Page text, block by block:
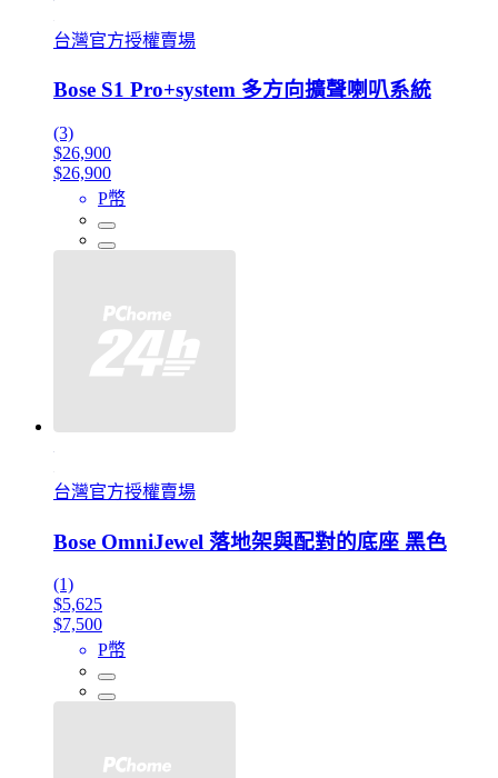
台灣官方授權賣場
Bose S1 Pro+system 多方向擴聲喇叭系統
(3)
$26,900
$26,900
P幣
台灣官方授權賣場
Bose OmniJewel 落地架與配對的底座 黑色
(1)
$5,625
$7,500
P幣